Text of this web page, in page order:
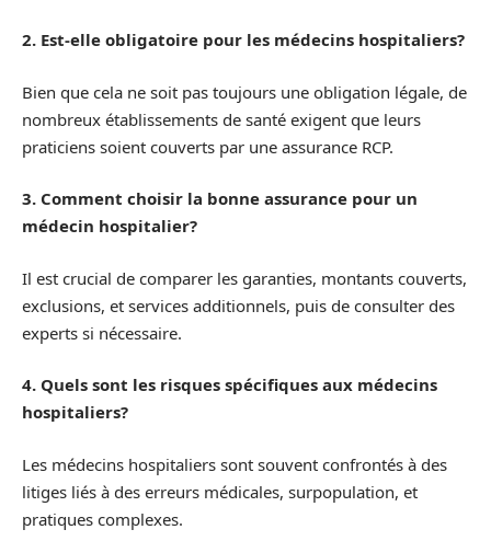
2. Est-elle obligatoire pour les médecins hospitaliers?
Bien que cela ne soit pas toujours une obligation légale, de
nombreux établissements de santé exigent que leurs
praticiens soient couverts par une assurance RCP.
3. Comment choisir la bonne assurance pour un
médecin hospitalier?
Il est crucial de comparer les garanties, montants couverts,
exclusions, et services additionnels, puis de consulter des
experts si nécessaire.
4. Quels sont les risques spécifiques aux médecins
hospitaliers?
Les médecins hospitaliers sont souvent confrontés à des
litiges liés à des erreurs médicales, surpopulation, et
pratiques complexes.